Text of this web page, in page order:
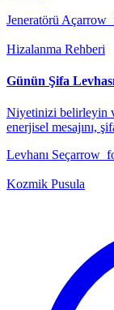
Jeneratörü Aç
Hizalanma Rehberi
Günün Şifa
Niyetinizi belirleyin
enerjisel mesajını,
Levhanı Seç
Kozmik Pusula